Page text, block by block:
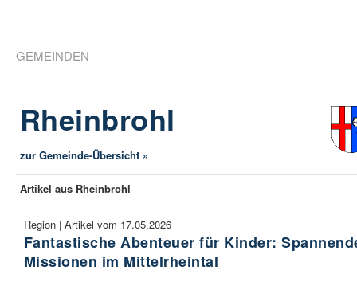
GEMEINDEN
Rheinbrohl
zur Gemeinde-Übersicht »
Artikel aus Rheinbrohl
Region | Artikel vom 17.05.2026
Fantastische Abenteuer für Kinder:
Missionen im Mittelrheintal